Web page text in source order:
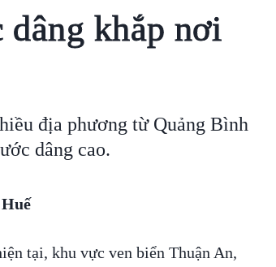
dâng khắp nơi
địa phương từ Quảng Bình
dâng cao.
tại, khu vực ven biển Thuận An,